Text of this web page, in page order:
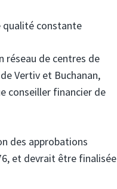
qualité constante
réseau de centres de
Vertiv et Buchanan,
conseiller financier de
des approbations
et devrait être finalisée